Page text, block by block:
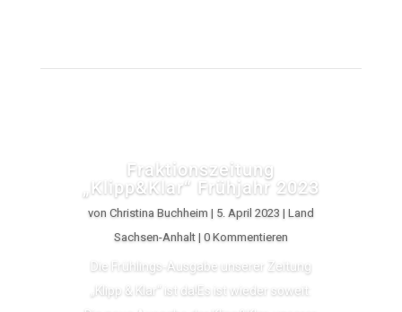
Fraktionszeitung
„Klipp&Klar“ Frühjahr 2023
von Christina Buchheim | 5. April 2023 | Land
Sachsen-Anhalt| 0 Kommentieren
Die Frühlings-Ausgabe unserer Zeitung
„Klipp & Klar“ ist da!Es ist wieder soweit: